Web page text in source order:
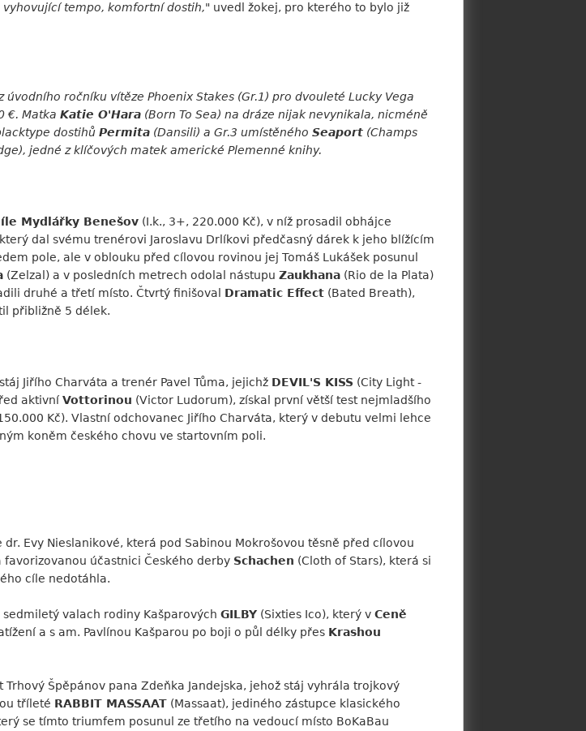
vyhovující tempo, komfortní dostih," uvedl žokej, pro kterého to bylo již
úvodního ročníku vítěze Phoenix Stakes (Gr.1) pro dvouleté Lucky Vega
€. Matka Katie O'Hara (Born To Sea) na dráze nijak nevynikala, nicméně
dostihů Permita (Dansili) a Gr.3 umístěného Seaport (Champs
jedné z klíčových matek americké Plemenné knihy.
Mydlářky Benešov (I.k., 3+, 220.000 Kč), v níž prosadil obhájce
dal svému trenérovi Jaroslavu Drlíkovi předčasný dárek k jeho blížícím
pole, ale v oblouku před cílovou rovinou jej Tomáš Lukášek posunul
(Zelzal) a v posledních metrech odolal nástupu Zaukhana (Rio de la Plata)
druhé a třetí místo. Čtvrtý finišoval Dramatic Effect (Bated Breath),
přibližně 5 délek.
Jiřího Charváta a trenér Pavel Tůma, jejichž DEVIL'S KISS (City Light -
aktivní Vottorinou (Victor Ludorum), získal první větší test nejmladšího
Kč). Vlastní odchovanec Jiřího Charváta, který v debutu velmi lehce
koněm českého chovu ve startovním poli.
dr. Evy Nieslanikové, která pod Sabinou Mokrošovou těsně před cílovou
favorizovanou účastnici Českého derby Schachen (Cloth of Stars), která si
cíle nedotáhla.
valach rodiny Kašparových GILBY (Sixties Ico), který v Ceně
a s am. Pavlínou Kašparou po boji o půl délky přes Krashou
Špěpánov pana Zdeňka Jandejska, jehož stáj vyhrála trojkový
tříleté RABBIT MASSAAT (Massaat), jediného zástupce klasického
se tímto triumfem posunul ze třetího na vedoucí místo BoKaBau